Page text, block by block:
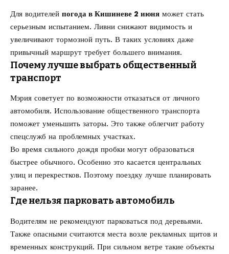
Для водителей погода в Кишиневе 2 июня может стать
серьезным испытанием. Ливни снижают видимость и
увеличивают тормозной путь. В таких условиях даже
привычный маршрут требует большего внимания.
Почему лучше выбрать общественный
транспорт
Мэрия советует по возможности отказаться от личного
автомобиля. Использование общественного транспорта
поможет уменьшить заторы. Это также облегчит работу
спецслужб на проблемных участках.
Во время сильного дождя пробки могут образоваться
быстрее обычного. Особенно это касается центральных
улиц и перекрестков. Поэтому поездку лучше планировать
заранее.
Где нельзя парковать автомобиль
Водителям не рекомендуют парковаться под деревьями.
Также опасными считаются места возле рекламных щитов и
временных конструкций. При сильном ветре такие объекты